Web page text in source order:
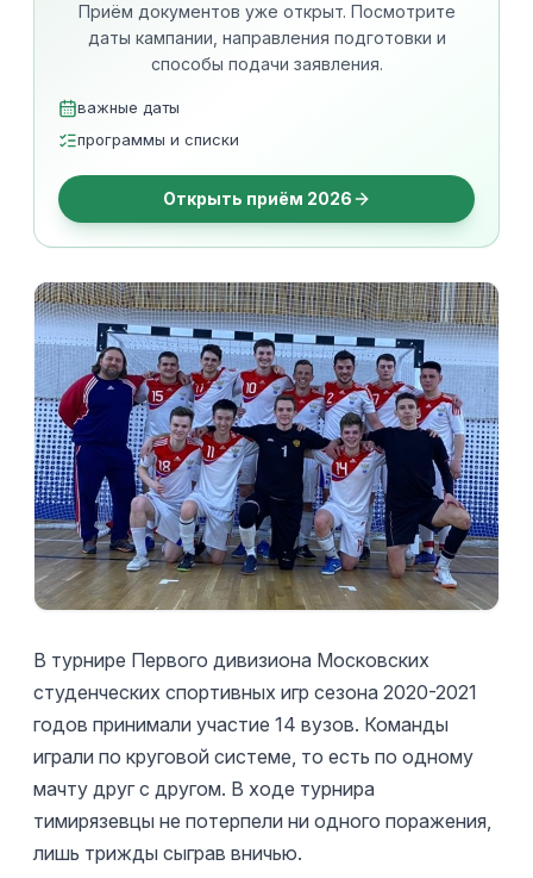
Приём документов уже открыт. Посмотрите
даты кампании, направления подготовки и
способы подачи заявления.
важные даты
программы и списки
Открыть приём 2026
В турнире Первого дивизиона Московских
студенческих спортивных игр сезона 2020-2021
годов принимали участие 14 вузов. Команды
играли по круговой системе, то есть по одному
мачту друг с другом. В ходе турнира
тимирязевцы не потерпели ни одного поражения,
лишь трижды сыграв вничью.